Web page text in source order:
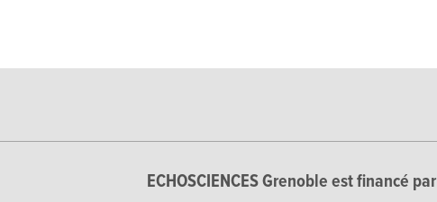
ECHOSCIENCES Grenoble est financé par